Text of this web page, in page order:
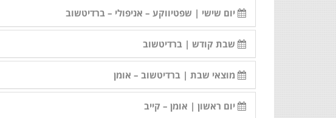
יום שישי | שפטיווקע – אניפולי – ברדיטשוב
שבת קודש | ברדיטשוב
מוצאי שבת | ברדיטשוב – אומן
יום ראשון | אומן – קייב